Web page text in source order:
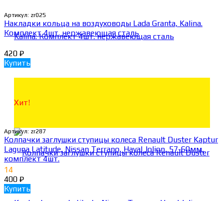
Артикул: zr025
Накладки кольца на воздуховоды Lada Granta, Kalina.
Комплект 4шт. нержавеющая сталь
420 ₽
Купить
Хит!
Артикул: zr287
Колпачки заглушки ступицы колеса Renault Duster Kaptur
Laguna Latitude, Nissan Terrano, Haval Jolion, 57-60мм,
комплект 4шт.
14
400 ₽
Купить